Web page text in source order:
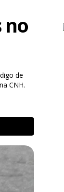
no
de
CNH.